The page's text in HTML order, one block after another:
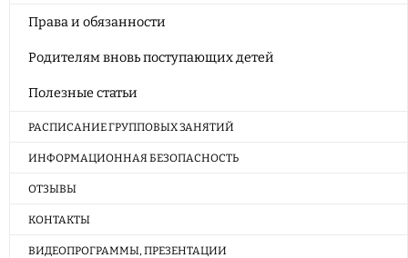
Права и обязанности
Родителям вновь поступающих детей
Полезные статьи
РАСПИСАНИЕ ГРУППОВЫХ ЗАНЯТИЙ
ИНФОРМАЦИОННАЯ БЕЗОПАСНОСТЬ
ОТЗЫВЫ
КОНТАКТЫ
ВИДЕОПРОГРАММЫ, ПРЕЗЕНТАЦИИ